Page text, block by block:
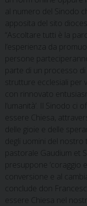
al numero del Sinodo
apposita del sito
“Ascoltare tutti è la
l’esperienza da
persone
parte di un processo
strutture ecclesiali per
con rinnovato
l’umanità’. Il Sinodo ci
essere Chiesa,
delle gioie e delle
degli uomini del
pastorale Gaudium et
presuppone ‘coraggio
conversione e al
conclude don
essere Chiesa nel